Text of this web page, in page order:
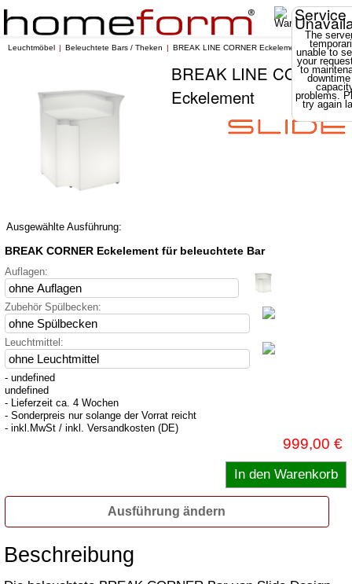
Service
The
unable to
your
to
problems.
try again
Leuchtmöbel Beleuchtete Bars / Theken BREAK LINE CORNER Eckelement
BREAK LINE CORNER
Eckelement
Ausgewählte Ausführung:
BREAK CORNER Eckelement für beleuchtete Bar
Auflagen:
Zubehör Spülbecken:
Leuchtmittel:
- undefined
undefined
- Lieferzeit ca. 4 Wochen
- Sonderpreis nur solange der Vorrat reicht
- inkl.MwSt / inkl. Versandkosten (DE)
999,00 €
Ausführung ändern
Beschreibung